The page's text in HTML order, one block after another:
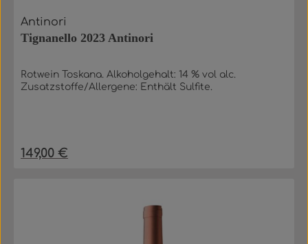
Antinori
Tignanello 2023 Antinori
Rotwein Toskana. Alkoholgehalt: 14 % vol alc.
Zusatzstoffe/Allergene: Enthält Sulfite.
Regulärer Preis:
149,00 €